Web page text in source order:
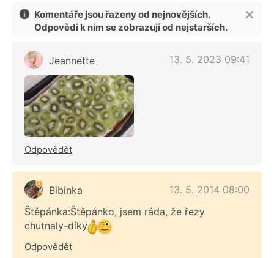
Komentáře jsou řazeny od nejnovějších.
Odpovědi k nim se zobrazují od nejstarších.
Jeannette 13. 5. 2023 09:41
Odpovědět
Bibinka
13. 5. 2014 08:00
Štěpánka:Štěpánko, jsem ráda, že řezy
chutnaly-díky
Odpovědět